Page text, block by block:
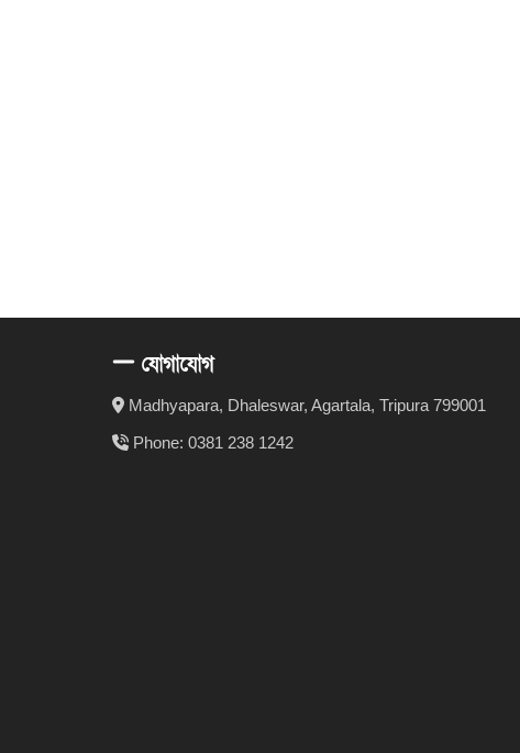
যোগাযোগ
Madhyapara, Dhaleswar, Agartala, Tripura 799001
Phone: 0381 238 1242